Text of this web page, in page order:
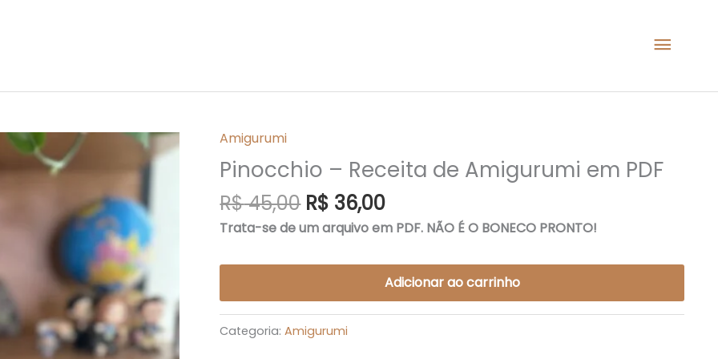
Amigurumi
Pinocchio – Receita de Amigurumi em PDF
R$45,00
preço
original
era:
R$ 45,00.
R$ 36,00
preço
atual
é:
R$ 36,00.
Trata-se de um arquivo em PDF. NÃO É O BONECO PRONTO!
Pinocchio
–
Receita
de
Amigurumi
PDF
Adicionar ao carrinho
Categoria:Amigurumi